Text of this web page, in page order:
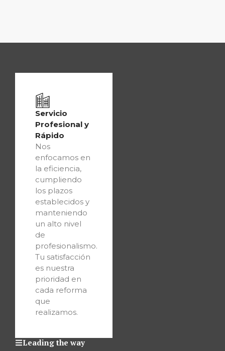
Leading the way
Servicio
Profesional y
Rápido
Nos
enfocamos en
la eficiencia,
cumpliendo
los plazos
establecidos y
manteniendo
un alto nivel
de
profesionalismo.
Tu satisfacción
es nuestra
prioridad en
cada reforma
que
realizamos.